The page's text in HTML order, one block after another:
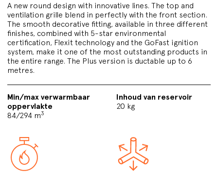
A new round design with innovative lines. The top and
ventilation grille blend in perfectly with the front section.
The smooth decorative fitting, available in three different
finishes, combined with 5-star environmental
certification, Flexit technology and the GoFast ignition
system, make it one of the most outstanding products in
the entire range. The Plus version is ductable up to 6
metres.
Min/max verwarmbaar
oppervlakte
84/294 m3
Inhoud van reservoir
20 kg